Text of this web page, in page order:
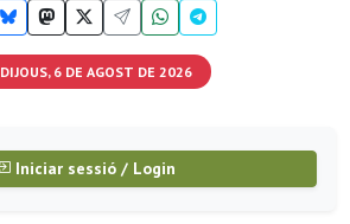
DIJOUS, 6 DE AGOST DE 2026
Iniciar sessió / Login